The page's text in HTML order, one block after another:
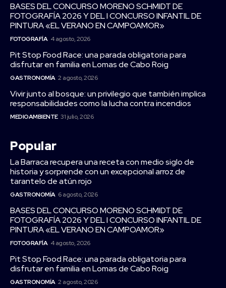
BASES DEL CONCURSO MORENO SCHMIDT DE
FOTOGRAFÍA 2026 Y DEL I CONCURSO INFANTIL DE
PINTURA «EL VERANO EN CAMPOAMOR»
FOTOGRAFÍA 4 agosto, 2026
Pit Stop Food Race: una parada obligatoria para
disfrutar en familia en Lomas de Cabo Roig
GASTRONOMÍA 2 agosto, 2026
Vivir junto al bosque: un privilegio que también implica
responsabilidades como la lucha contra incendios
MEDIOAMBIENTE 31 julio, 2026
Popular
La Barraca recupera una receta con medio siglo de
historia y sorprende con un excepcional arroz de
tarantelo de atún rojo
GASTRONOMÍA 6 agosto, 2026
BASES DEL CONCURSO MORENO SCHMIDT DE
FOTOGRAFÍA 2026 Y DEL I CONCURSO INFANTIL DE
PINTURA «EL VERANO EN CAMPOAMOR»
FOTOGRAFÍA 4 agosto, 2026
Pit Stop Food Race: una parada obligatoria para
disfrutar en familia en Lomas de Cabo Roig
GASTRONOMÍA 2 agosto, 2026